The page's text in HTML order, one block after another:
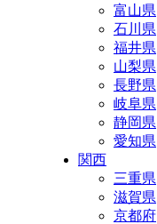
富山県
石川県
福井県
山梨県
長野県
岐阜県
静岡県
愛知県
関西
三重県
滋賀県
京都府